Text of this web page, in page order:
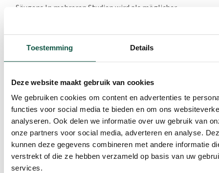
Toestemming Details
Deze website maakt gebruik van cookies
We gebruiken cookies om content en advertenties te
functies voor social media te bieden en om ons
analyseren. Ook delen we informatie over uw gebruik van
onze partners voor social media, adverteren en analyse.
kunnen deze gegevens combineren met andere informatie
verstrekt of die ze hebben verzameld op basis van uw
services.
Säugens In mehreren Studien wird als möglicher
des Kreuzsaugens genannt. Unter Kreuzsaugung
versteht man übermäßiges Saugen an Ohren, Nabel und
Verhalten nicht ausreichend ausleben können. Um dies
zu verhindern, sind eine Reihe von Einrichtungen
wichtig. Ein Entwöhnungseimer in Verbindung mit einer
ausreichenden Milchversorgung trägt dazu bei, dieses
natürliche Bedürfnis zu befriedigen, und sorgt dafür,
dass die Kälber ruhiger werden. Darüber hinaus ist ein
allmähliches Absetzen in Verbindung mit einem
ausreichenden Futterangebot und viel